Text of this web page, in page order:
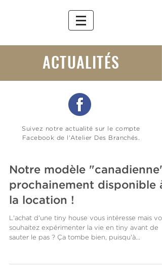
ACTUALITÉS
Suivez notre actualité sur le compte
Facebook de l'Atelier Des Branchés.
Notre modèle "canadienne"
prochainement disponible à
la location !
L'achat d'une tiny house vous intéresse mais
souhaitez expérimenter la vie en tiny avant de
sauter le pas ? Ça tombe bien, puisqu'à...